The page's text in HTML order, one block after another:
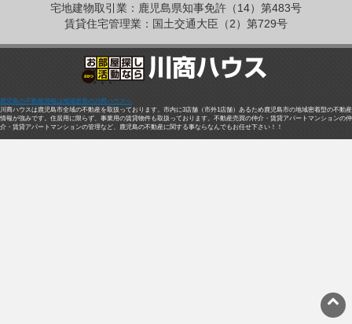
宅地建物取引業：鹿児島県知事免許（14）第483号
賃貸住宅管理業：国土交通大臣（2）第729号
鹿児島の不動産情報は地域密着の川商ハウスへ
川商ハウスは鹿児島市全域の不動産を取扱っております。市内に3店舗（市外1店舗）あるため鹿児島市の地域密着型の不動産
情報が強みです。住居用に限らず、事業用の賃貸物件も取扱っております。不動産売買の仲介・賃貸アパートマンションの仲
介・賃貸アパートマンションの管理など、鹿児島の不動産に関する事ならなんでもお任せ下さい！！